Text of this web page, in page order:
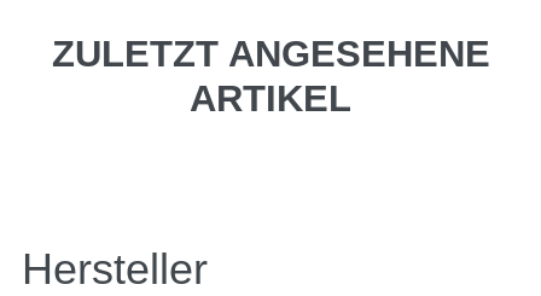
ZULETZT ANGESEHENE
ARTIKEL
Hersteller